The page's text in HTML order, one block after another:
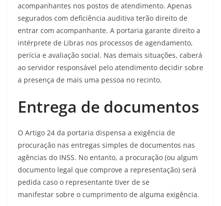
acompanhantes nos postos de atendimento. Apenas
segurados com deficiência auditiva terão direito de
entrar com acompanhante. A portaria garante direito a
intérprete de Libras nos processos de agendamento,
perícia e avaliação social. Nas demais situações, caberá
ao servidor responsável pelo atendimento decidir sobre
a presença de mais uma pessoa no recinto.
Entrega de documentos
O Artigo 24 da portaria dispensa a exigência de
procuração nas entregas simples de documentos nas
agências do INSS. No entanto, a procuração (ou algum
documento legal que comprove a representação) será
pedida caso o representante tiver de se
manifestar sobre o cumprimento de alguma exigência.